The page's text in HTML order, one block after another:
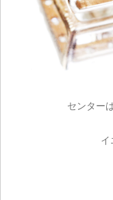
センター
イ